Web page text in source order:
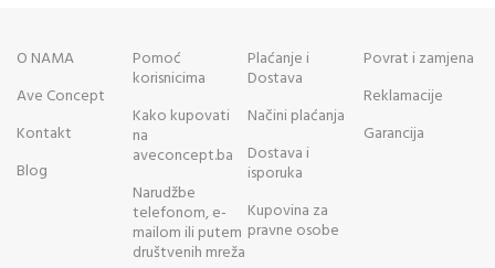
O NAMA
Ave Concept
Kontakt
Blog
Pomoć
korisnicima
Kako kupovati
na
aveconcept.ba
Narudžbe
telefonom, e-
mailom ili putem
društvenih mreža
Plaćanje i
Dostava
Načini plaćanja
Dostava i
isporuka
Kupovina za
pravne osobe
Povrat i zamjena
Reklamacije
Garancija